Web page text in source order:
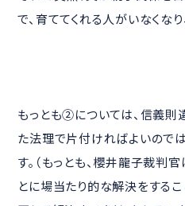
で、育ててくれる人がいなくな
もっとも②については、信義則
た法理で片付ければよいので
す。（もっとも、櫻井龍子裁判
とに場当たり的な解決をするこ